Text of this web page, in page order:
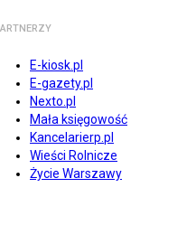
E-kiosk.pl
E-gazety.pl
Nexto.pl
Mała księgowość
Kancelarierp.pl
Wieści Rolnicze
Życie Warszawy